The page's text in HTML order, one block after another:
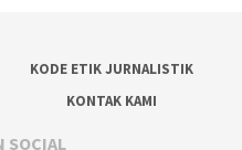
KODE ETIK JURNALISTIK
KONTAK KAMI
SOCIAL